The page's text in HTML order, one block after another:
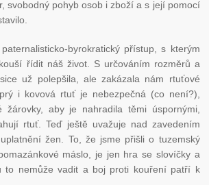
svobodný pohyb osob i zboží a s její pomocí
byrokratický přístup, s kterým
řídit náš život. S určováním rozměrů a
už polepšila, ale zakázala nám rtuťové
i kovová rtuť je nebezpečná (co není?),
žárovky, aby je nahradila těmi úspornými,
rtuť. Teď ještě uvažuje nad zavedením
žen. To, že jsme přišli o tuzemský
máslo, je jen hra se slovíčky a
to nemůže vadit a boj proti kouření patří k